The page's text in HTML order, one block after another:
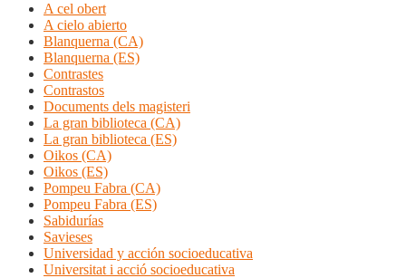
A cel obert
A cielo abierto
Blanquerna (CA)
Blanquerna (ES)
Contrastes
Contrastos
Documents dels magisteri
La gran biblioteca (CA)
La gran biblioteca (ES)
Oikos (CA)
Oikos (ES)
Pompeu Fabra (CA)
Pompeu Fabra (ES)
Sabidurías
Savieses
Universidad y acción socioeducativa
Universitat i acció socioeducativa